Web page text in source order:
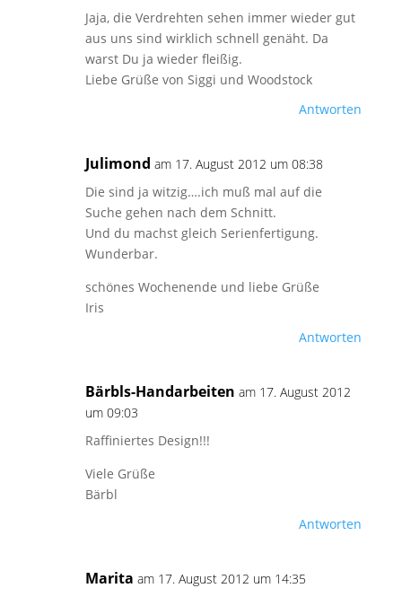
Jaja, die Verdrehten sehen immer wieder gut
aus uns sind wirklich schnell genäht. Da
warst Du ja wieder fleißig.
Liebe Grüße von Siggi und Woodstock
Antworten
Julimond am 17. August 2012 um 08:38
Die sind ja witzig….ich muß mal auf die
Suche gehen nach dem Schnitt.
Und du machst gleich Serienfertigung.
Wunderbar.
schönes Wochenende und liebe Grüße
Iris
Antworten
Bärbls-Handarbeiten am 17. August 2012
um 09:03
Raffiniertes Design!!!
Viele Grüße
Bärbl
Antworten
Marita am 17. August 2012 um 14:35